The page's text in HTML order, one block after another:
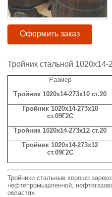
Оформить заказ
Тройник стальной
Размер
Тройник 1020x14-273x10 ст.20
Тройник 1020x14-273x10
ст.09Г2С
Тройник 1020x14-273x12 ст.20
Тройник 1020x14-273x12
ст.09Г2С
Тройники стальные хорошо
нефтепромышленной,
областях.